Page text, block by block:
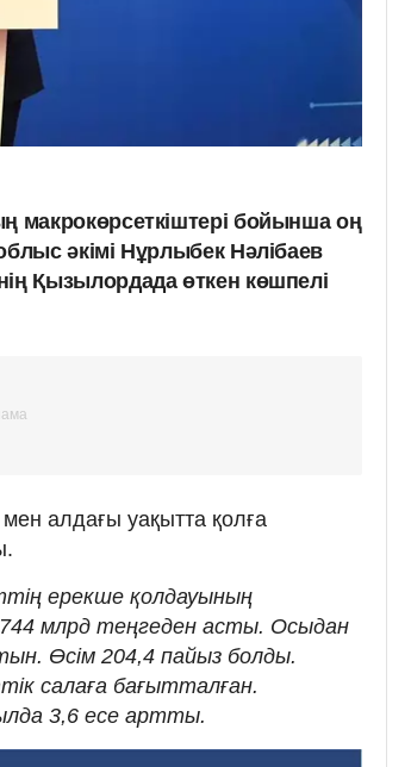
макрокөрсеткіштері бойынша оң
әкімі Нұрлыбек Нәлібаев
Қызылордада өткен көшпелі
алдағы уақытта қолға
ерекше қолдауының
млрд теңгеден асты. Осыдан
Өсім 204,4 пайыз болды.
салаға бағытталған.
3,6 есе артты.